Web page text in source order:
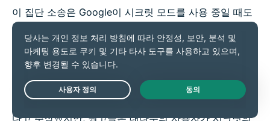
이 집단 소송은 Google이 시크릿 모드를 사용 중일 때도
Google 애널리틱스 및 광고 관리자와 같은 도구를 통해
사용자의 활동을 계속 추적하여 연방 및 캘리포니아 개인
정보 보호법을 위반했다고 주장했습니다.
구글은 시크릿이 사용자의 기기에 데이터가 저장되는 것
만 막고 웹사이트나 제3자에게 전송되는 것은 막지 못한
다고 주장했지만, 원고들은 대다수의 사용자가 시크릿의
Live Chat